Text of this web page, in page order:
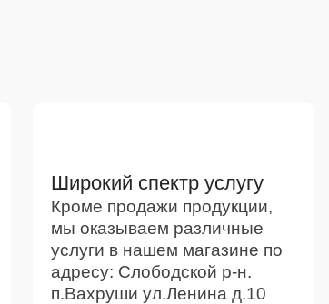
Широкий спектр услугу
Кроме продажи продукции,
мы оказываем различные
услуги в нашем магазине по
адресу: Слободской р-н.
п.Вахруши ул.Ленина д.10